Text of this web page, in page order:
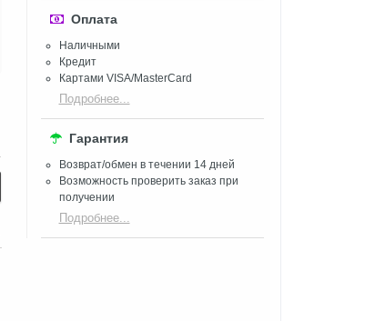
Оплата
Наличными
Кредит
Картами VISA/MasterCard
Подробнее...
Гарантия
Возврат/обмен в течении 14 дней
Возможность проверить заказ при
получении​
Подробнее...